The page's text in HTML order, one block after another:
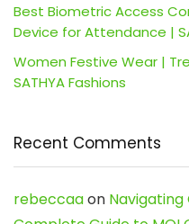
Best Biometric Access
Device for Attendance |
Women Festive Wear |
SATHYA Fashions
Recent Comments
rebeccaaon Navigating